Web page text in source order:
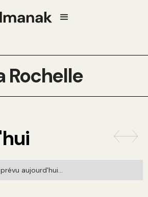
Rochelle
aujourd'hui...